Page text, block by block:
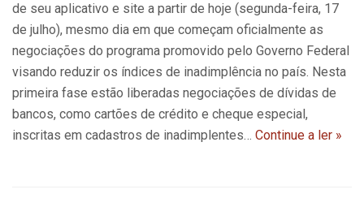
de seu aplicativo e site a partir de hoje (segunda-feira, 17
de julho), mesmo dia em que começam oficialmente as
negociações do programa promovido pelo Governo Federal
visando reduzir os índices de inadimplência no país. Nesta
primeira fase estão liberadas negociações de dívidas de
bancos, como cartões de crédito e cheque especial,
inscritas em cadastros de inadimplentes… Continue a ler »